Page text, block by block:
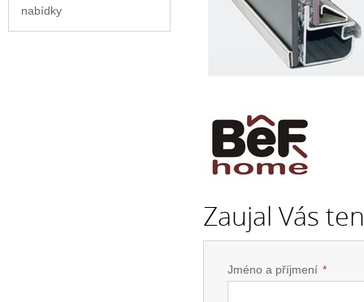
Zaujal Vás
Jméno a příjmení *
nabídky